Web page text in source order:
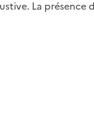
La présence